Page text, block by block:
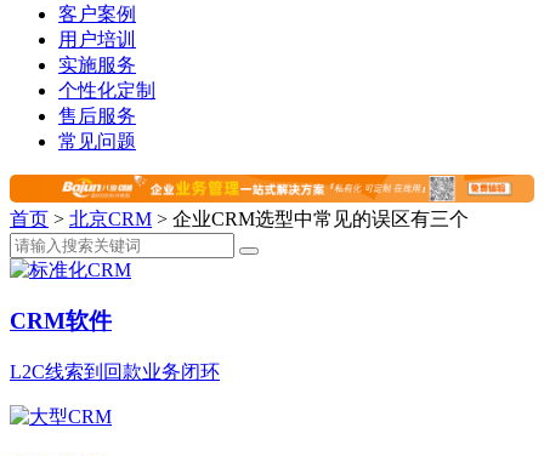
客户案例
用户培训
实施服务
个性化定制
售后服务
常见问题
首页 > 北京CRM > 企业CRM选型中常见的误区有三个
CRM软件
L2C线索到回款业务闭环